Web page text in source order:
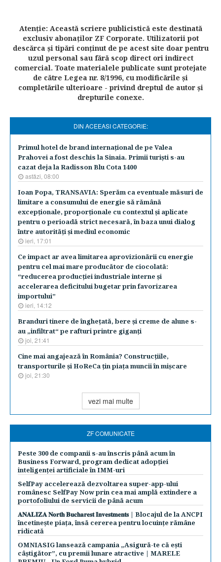
Atenţie: Această scriere publicistică este destinată
exclusiv abonaţilor ZF Corporate. Utilizatorii pot
descărca şi tipări conţinut de pe acest site doar pentru
uzul personal sau fără scop direct ori indirect
comercial. Toate materialele publicate sunt protejate
de către Legea nr. 8/1996, cu modificările şi
completările ulterioare - privind dreptul de autor şi
drepturile conexe.
DIN ACEEASI CATEGORIE:
​Primul hotel de brand internaţional de pe Valea
Prahovei a fost deschis la Sinaia. Primii turişti s-au
cazat deja la Radisson Blu Cota 1400
astăzi, 08:00
Ioan Popa, TRANSAVIA: Sperăm ca eventuale măsuri de
limitare a consumului de energie să rămână
excepţionale, proporţionale cu contextul şi aplicate
pentru o perioadă strict necesară, în baza unui dialog
între autorităţi şi mediul economic
ieri, 17:01
Ce impact ar avea limitarea aprovizionării cu energie
pentru cel mai mare producător de ciocolată:
“reducerea producţiei industriale interne şi
accelerarea deficitului bugetar prin favorizarea
importului”
ieri, 14:12
Branduri tinere de îngheţată, bere şi creme de alune s-
au „infiltrat“ pe rafturi printre giganţi
joi, 21:41
Cine mai angajează în România? Construcţiile,
transporturile şi HoReCa ţin piaţa muncii în mişcare
joi, 21:30
vezi mai multe
ZF COMUNICATE
Peste 300 de companii s-au înscris până acum în
Business Forward, program dedicat adopției
inteligenței artificiale în IMM-uri
SelfPay accelerează dezvoltarea super-app-ului
românesc SelfPay Now prin cea mai amplă extindere a
portofoliului de servicii de până acum
𝐀𝐍𝐀𝐋𝐈𝐙𝐀 𝐍𝐨𝐫𝐭𝐡 𝐁𝐮𝐜𝐡𝐚𝐫𝐞𝐬𝐭 𝐈𝐧𝐯𝐞𝐬𝐭𝐦𝐞𝐧𝐭𝐬 | Blocajul de la ANCPI
încetinește piața, însă cererea pentru locuințe rămâne
ridicată
OMNIASIG lansează campania „Asigură-te că ești
câștigător”, cu premii lunare atractive | MARELE